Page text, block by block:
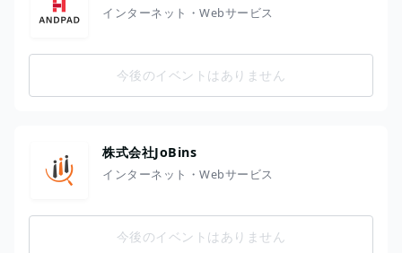
インターネット・Webサービス
今後のイベントはありません
株式会社JoBins
インターネット・Webサービス
今後のイベントはありません